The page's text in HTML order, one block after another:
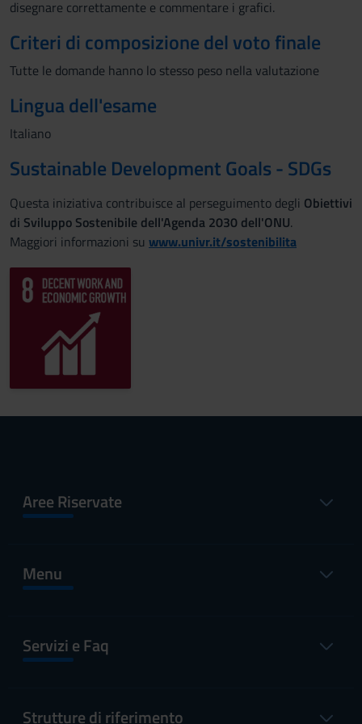
disegnare correttamente e commentare i grafici.
Criteri di composizione del voto finale
Tutte le domande hanno lo stesso peso nella valutazione
Lingua dell'esame
Italiano
Sustainable Development Goals - SDGs
Questa iniziativa contribuisce al perseguimento degli Obiettivi
di Sviluppo Sostenibile dell'Agenda 2030 dell'ONU.
Maggiori informazioni su www.univr.it/sostenibilita
Aree Riservate
Menu
Servizi e Faq
Strutture di riferimento